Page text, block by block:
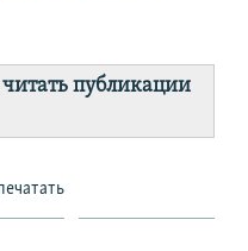
публикации